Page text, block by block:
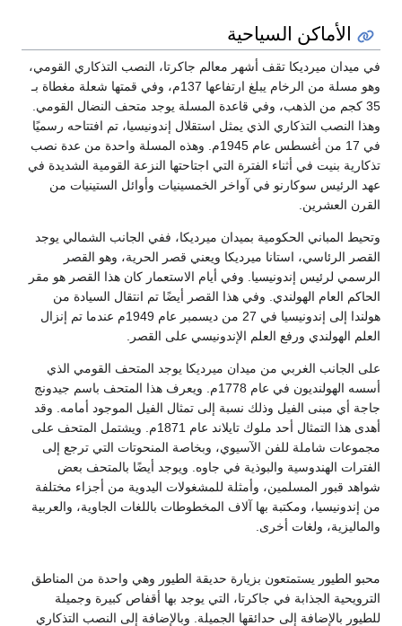
الأماكن السياحية
في ميدان ميرديكا تقف أشهر معالم جاكرتا، النصب التذكاري القومي،
وهو مسلة من الرخام يبلغ ارتفاعها 137م، وفي قمتها شعلة مغطاة بـ
35 كجم من الذهب، وفي قاعدة المسلة يوجد متحف النضال القومي.
وهذا النصب التذكاري الذي يمثل استقلال إندونيسيا، تم افتتاحه رسميًا
في 17 من أغسطس عام 1945م. وهذه المسلة واحدة من عدة نصب
تذكارية بنيت في أثناء الفترة التي اجتاحتها النزعة القومية الشديدة في
عهد الرئيس سوكارنو في آواخر الخمسينيات وأوائل الستينيات من
القرن العشرين.
وتحيط المباني الحكومية بميدان ميرديكا، ففي الجانب الشمالي يوجد
القصر الرئاسي، استانا ميرديكا ويعني قصر الحرية، وهو القصر
الرسمي لرئيس إندونيسيا. وفي أيام الاستعمار كان هذا القصر هو مقر
الحاكم العام الهولندي. وفي هذا القصر أيضًا تم انتقال السيادة من
هولندا إلى إندونيسيا في 27 من ديسمبر عام 1949م عندما تم إنزال
العلم الهولندي ورفع العلم الإندونيسي على القصر.
على الجانب الغربي من ميدان ميرديكا يوجد المتحف القومي الذي
أسسه الهولنديون في عام 1778م. ويعرف هذا المتحف باسم جيدونج
جاجة أي مبنى الفيل وذلك نسبة إلى تمثال الفيل الموجود أمامه. وقد
أهدى هذا التمثال أحد ملوك تايلاند عام 1871م. ويشتمل المتحف على
مجموعات شاملة للفن الآسيوي، وبخاصة المنحوتات التي ترجع إلى
الفترات الهندوسية والبوذية في جاوه. ويوجد أيضًا بالمتحف بعض
شواهد قبور المسلمين، وأمثلة للمشغولات اليدوية من أجزاء مختلفة
من إندونيسيا، ومكتبة بها آلاف المخطوطات باللغات الجاوية، والعربية
والماليزية، ولغات أخرى.
محبو الطيور يستمتعون بزيارة حديقة الطيور وهي واحدة من المناطق
الترويحية الجذابة في جاكرتا، التي يوجد بها أقفاص كبيرة وجميلة
للطيور بالإضافة إلى حدائقها الجميلة. وبالإضافة إلى النصب التذكاري